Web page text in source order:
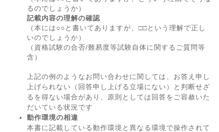
るのでしょうか）
記載内容の理解の確認
（本には○○と書いてありますが、□□という理解で正し
いのでしょうか）
（資格試験の合否/難易度等試験自体に関するご質問等
含）
上記の例のようなお問い合わせに関しては、お答え申し
上げられない（回答申し上げる立場にない）と判断せざ
るを得ない場合があり、原則としては回答をご容赦いた
だいている状況です
動作環境の相違
本書に記載している動作環境と異なる環境で操作されて